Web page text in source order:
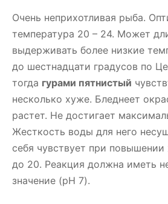
Очень неприхотливая рыба.
температура 20 – 24. Может
выдерживать более низкие
до шестнадцати градусов по
тогда гурами пятнистый
несколько хуже. Бледнеет
растет. Не достигает
Жесткость воды для него
себя чувствует при повышении
до 20. Реакция должна иметь
значение (pH 7).